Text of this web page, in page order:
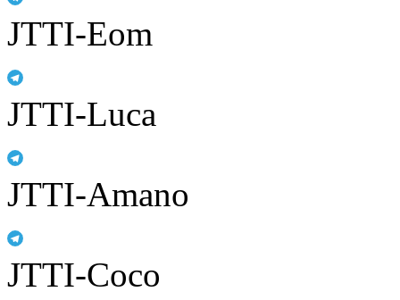
JTTI-Eom
JTTI-Luca
JTTI-Amano
JTTI-Coco